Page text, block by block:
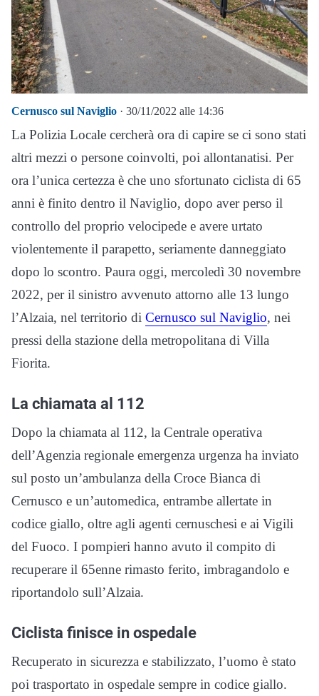
Cernusco sul Naviglio · 30/11/2022 alle 14:36
La Polizia Locale cercherà ora di capire se ci sono stati
altri mezzi o persone coinvolti, poi allontanatisi. Per
ora l’unica certezza è che uno sfortunato ciclista di 65
anni è finito dentro il Naviglio, dopo aver perso il
controllo del proprio velocipede e avere urtato
violentemente il parapetto, seriamente danneggiato
dopo lo scontro. Paura oggi, mercoledì 30 novembre
2022, per il sinistro avvenuto attorno alle 13 lungo
l’Alzaia, nel territorio di Cernusco sul Naviglio, nei
pressi della stazione della metropolitana di Villa
Fiorita.
La chiamata al 112
Dopo la chiamata al 112, la Centrale operativa
dell’Agenzia regionale emergenza urgenza ha inviato
sul posto un’ambulanza della Croce Bianca di
Cernusco e un’automedica, entrambe allertate in
codice giallo, oltre agli agenti cernuschesi e ai Vigili
del Fuoco. I pompieri hanno avuto il compito di
recuperare il 65enne rimasto ferito, imbragandolo e
riportandolo sull’Alzaia.
Ciclista finisce in ospedale
Recuperato in sicurezza e stabilizzato, l’uomo è stato
poi trasportato in ospedale sempre in codice giallo.